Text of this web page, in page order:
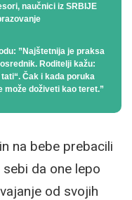
naučnici iz SRBIJE
”Najštetnija je praksa
Roditelji kažu:
Čak i kada poruka
može doživeti kao teret.”
na bebe prebacili
da one lepo
od svojih